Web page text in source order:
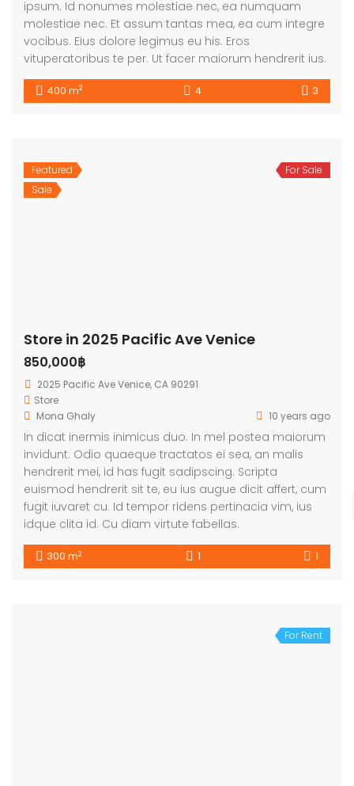
ipsum. Id nonumes molestiae nec, ea numquam
molestiae nec. Et assum tantas mea, ea cum integre
vocibus. Eius dolore legimus eu his. Eros
vituperatoribus te per. Ut facer maiorum hendrerit ius.
400 m2 4 3
Featured
Sale
For Sale
Store in 2025 Pacific Ave Venice
850,000฿
2025 Pacific Ave Venice, CA 90291
Store
Mona Ghaly
10 years ago
In dicat inermis inimicus duo. In mel postea maiorum
invidunt. Odio quaeque tractatos ei sea, an malis
hendrerit mei, id has fugit sadipscing. Scripta
euismod hendrerit sit te, eu ius augue dicit affert, cum
fugit iuvaret cu. Id tempor ridens pertinacia vim, ius
idque clita id. Cu diam virtute fabellas.
300 m2 1 1
For Rent